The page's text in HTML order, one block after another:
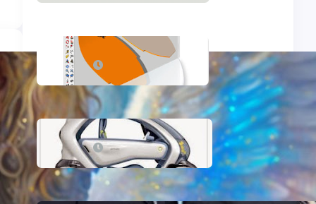
Mon deuxième iBook
juillet 16, 2015
Mon premier iBook
mai 16, 2015